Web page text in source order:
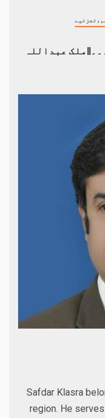
عبداللہ
Safdar Klasra
region. He